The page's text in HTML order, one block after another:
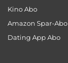
Kino Abo
Amazon Spar-Abo
Dating App Abo